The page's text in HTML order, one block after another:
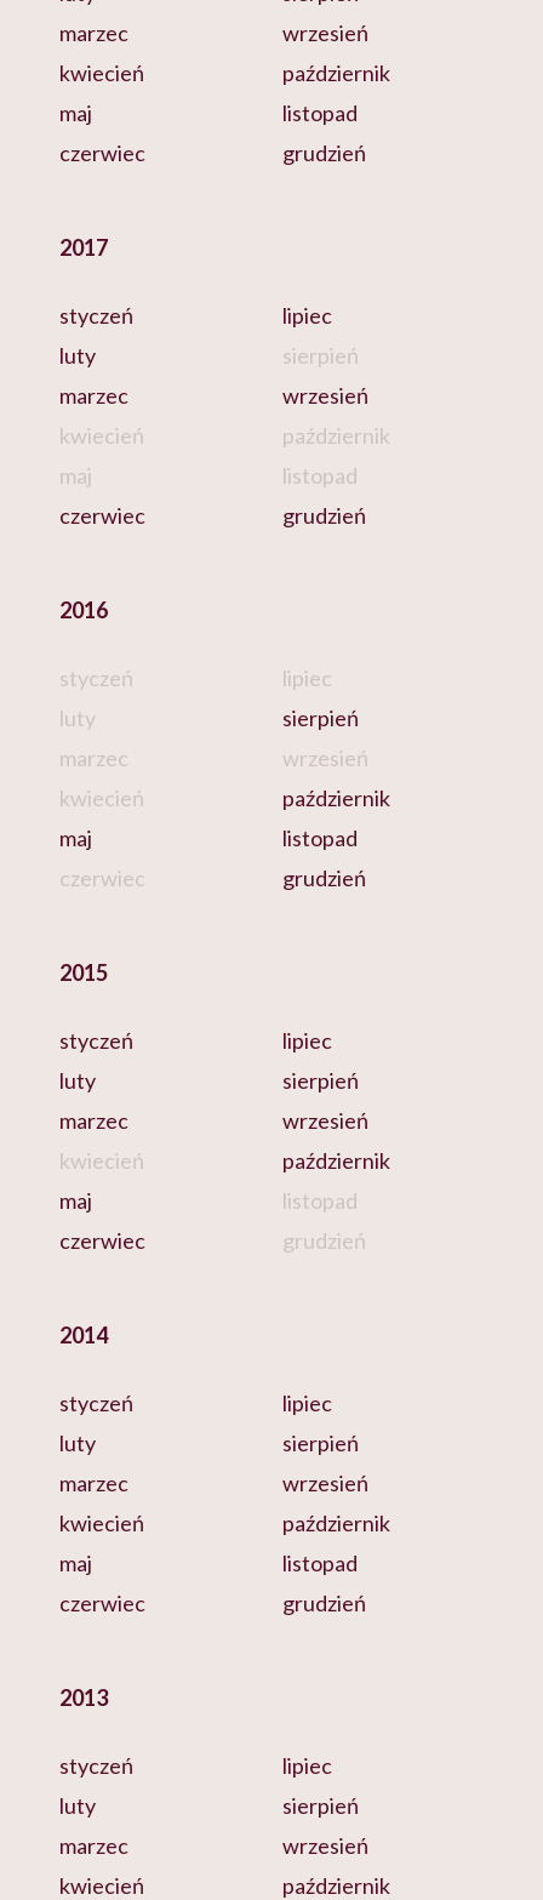
marzec
kwiecień
maj
czerwiec
wrzesień
październik
listopad
grudzień
2017
styczeń
luty
marzec
kwiecień
maj
czerwiec
lipiec
sierpień
wrzesień
październik
listopad
grudzień
2016
styczeń
luty
marzec
kwiecień
maj
czerwiec
lipiec
sierpień
wrzesień
październik
listopad
grudzień
2015
styczeń
luty
marzec
kwiecień
maj
czerwiec
lipiec
sierpień
wrzesień
październik
listopad
grudzień
2014
styczeń
luty
marzec
kwiecień
maj
czerwiec
lipiec
sierpień
wrzesień
październik
listopad
grudzień
2013
styczeń
luty
marzec
kwiecień
lipiec
sierpień
wrzesień
październik